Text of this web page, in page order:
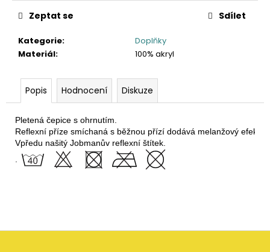
Kategorie:
Doplňky
Materiál: 100% akryl
Zeptat se Sdílet
Popis Hodnocení Diskuze
Pletená čepice s ohrnutím.
Reflexní příze smíchaná s běžnou přízí dodává melanžový efekt
Vpředu našitý Jobmanův reflexní štítek.
e
m
e
2423
PRACOVNÍ
SOFTSHELLOVÁ
BUNDA,
DÁMSKÁ
561,16